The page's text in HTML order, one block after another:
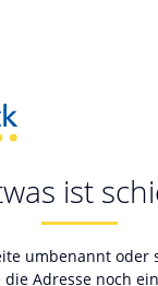
ist
umbenannt oder
Adresse noch